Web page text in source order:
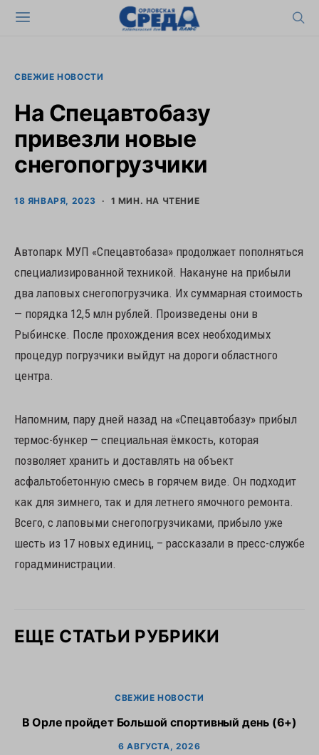
СВЕЖИЕ НОВОСТИ
На Спецавтобазу
привезли новые
снегопогрузчики
18 ЯНВАРЯ, 2023 1 МИН. НА ЧТЕНИЕ
Автопарк МУП «Спецавтобаза» продолжает пополняться
специализированной техникой. Накануне на прибыли
два лаповых снегопогрузчика. Их суммарная стоимость
— порядка 12,5 млн рублей. Произведены они в
Рыбинске. После прохождения всех необходимых
процедур погрузчики выйдут на дороги областного
центра.
Напомним, пару дней назад на «Спецавтобазу» прибыл
термос-бункер — специальная ёмкость, которая
позволяет хранить и доставлять на объект
асфальтобетонную смесь в горячем виде. Он подходит
как для зимнего, так и для летнего ямочного ремонта.
Всего, с лаповыми снегопогрузчиками, прибыло уже
шесть из 17 новых единиц, – рассказали в пресс-службе
горадминистрации.
ЕЩЕ СТАТЬИ РУБРИКИ
СВЕЖИЕ НОВОСТИ
В Орле пройдет Большой спортивный день (6+)
6 АВГУСТА, 2026